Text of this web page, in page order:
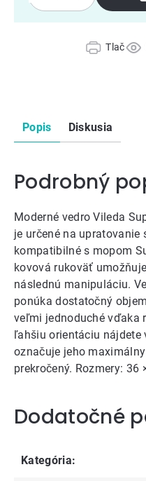
Tlač
Popis Diskusia
Podrobný
Moderné vedro Vileda
je určené na
kompatibilné s mopom
kovová rukoväť
následnú manipuláciu.
ponúka dostatočný
veľmi jednoduché vďaka
ľahšiu orientáciu nájdete
označuje jeho
prekročený. Rozmery: 36
Dodatočné
Kategória: